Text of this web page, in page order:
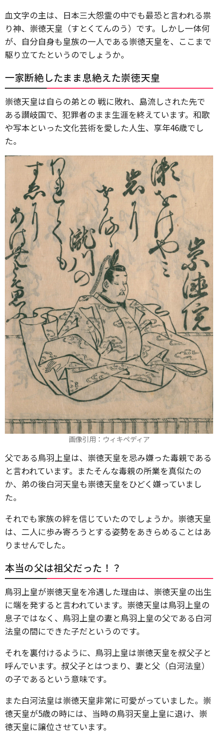
血文字の主は、日本三大怨霊の中でも最恐と言われる祟
り神、崇徳天皇（すとくてんのう）です。しかし一体何
が、自分自身も皇族の一人である崇徳天皇を、ここまで
駆り立てたというのでしょうか。
一家断絶したまま息絶えた崇徳天皇
崇徳天皇は自らの弟との 戦に敗れ、島流しされた先で
ある讃岐国で、犯罪者のまま生涯を終えています。和歌
や写本といった文化芸術を愛した人生、享年46歳でし
た。
画像引用：ウィキペディア
父である鳥羽上皇は、崇徳天皇を忌み嫌った毒親である
と言われています。またそんな毒親の所業を真似たの
か、弟の後白河天皇も崇徳天皇をひどく嫌っていまし
た。
それでも家族の絆を信じていたのでしょうか。崇徳天皇
は、二人に歩み寄ろうとする姿勢をあきらめることはあ
りませんでした。
本当の父は祖父だった！？
鳥羽上皇が崇徳天皇を冷遇した理由は、崇徳天皇の出生
に端を発すると言われています。崇徳天皇は鳥羽上皇の
息子ではなく、鳥羽上皇の妻と鳥羽上皇の父である白河
法皇の間にできた子だというのです。
それを裏付けるように、鳥羽上皇は崇徳天皇を叔父子と
呼んでいます。叔父子とはつまり、妻と父（白河法皇）
の子であるという意味です。
また白河法皇は崇徳天皇非常に可愛がっていました。崇
徳天皇が5歳の時には、当時の鳥羽天皇上皇に退け、崇
徳天皇に譲位させています。